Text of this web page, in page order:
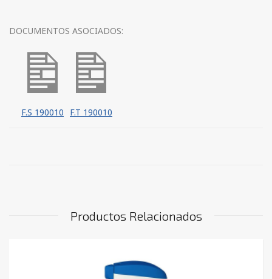
DOCUMENTOS ASOCIADOS:
F.S 190010 F.T 190010
Productos Relacionados